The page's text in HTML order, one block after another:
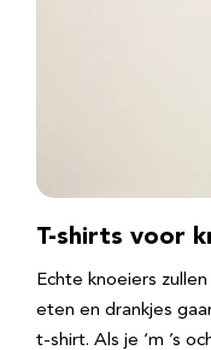
T-shirts voor
Echte knoeiers
eten en drankjes
t-shirt. Als je ‘m ’s